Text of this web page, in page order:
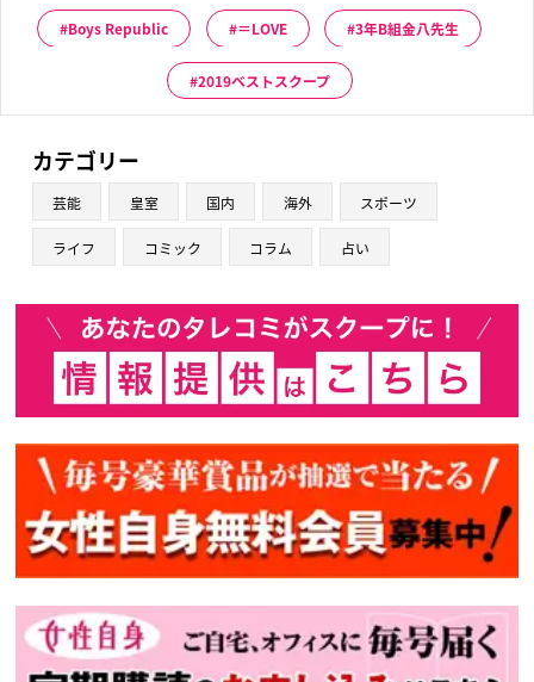
Boys Republic ＝LOVE 3年B組金八先生
2019ベストスクープ
カテゴリー
芸能 皇室 国内 海外 スポーツ
ライフ コミック コラム 占い